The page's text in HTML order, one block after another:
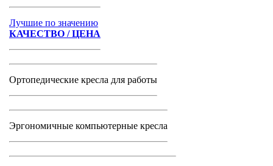
Лучшие по значению
КАЧЕСТВО / ЦЕНА
Ортопедические кресла для работы
Эргономичные компьютерные кресла